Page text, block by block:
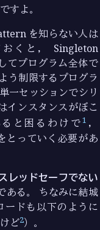
ですよ。
を知らない人は
くと， Singleton
てプログラム全体で
う制限するプログラ
一セッションでシリ
インスタンスがぼこ
と困るわけで1 ，
とっていく必要があ
レッドセーフでない
ある。 ちなみに結城
ードも以下のように
ど2）。